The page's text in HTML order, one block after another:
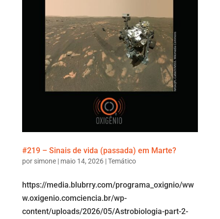
#219 – Sinais de vida (passada) em Marte?
por simone| maio 14, 2026|Temático
https://media.blubrry.com/programa_oxignio/ww
w.oxigenio.comciencia.br/wp-
content/uploads/2026/05/Astrobiologia-part-2-